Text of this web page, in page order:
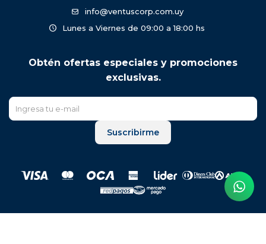
info@ventuscorp.com.uy
Lunes a Viernes de 09:00 a 18:00 hs
Obtén ofertas especiales y promociones
exclusivas.
Suscribirme